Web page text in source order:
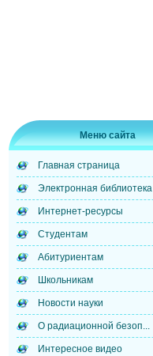
Меню сайта
Главная страница
Электронная библиотека
Интернет-ресурсы
Студентам
Абитуриентам
Школьникам
Новости науки
О радиационной безоп...
Интересное видео